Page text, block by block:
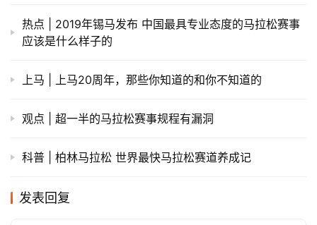
热点 | 2019年锡马发布 中国最具专业态度的马拉松赛事
应该是什么样子的
上马 | 上马20周年，那些你知道的和你不知道的
观点 | 超一半的马拉松赛事规程有漏洞
科普 | 柏林马拉松 世界最快马拉松赛道养成记
发表回复